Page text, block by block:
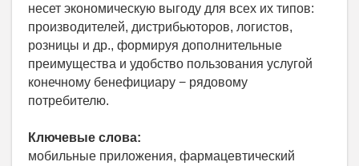
несет экономическую выгоду для всех их типов:
производителей, дистрибьюторов, логистов,
розницы и др., формируя дополнительные
преимущества и удобство пользования услугой
конечному бенефициару − рядовому
потребителю.
Ключевые слова:
мобильные приложения, фармацевтический